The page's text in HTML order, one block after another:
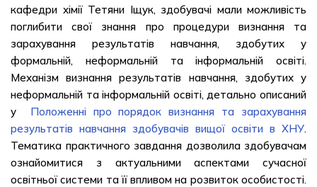
кафедри хімії Тетяни Іщук, здобувачі мали можливість
поглибити свої знання про процедури визнання та
зарахування результатів навчання, здобутих у
формальній, неформальній та інформальній освіті.
Механізм визнання результатів навчання, здобутих у
неформальній та інформальній освіті, детально описаний
у Положенні про порядок визнання та зарахування
результатів навчання здобувачів вищої освіти в ХНУ.
Тематика практичного завдання дозволила здобувачам
ознайомитися з актуальними аспектами сучасної
освітньої системи та її впливом на розвиток особистості.